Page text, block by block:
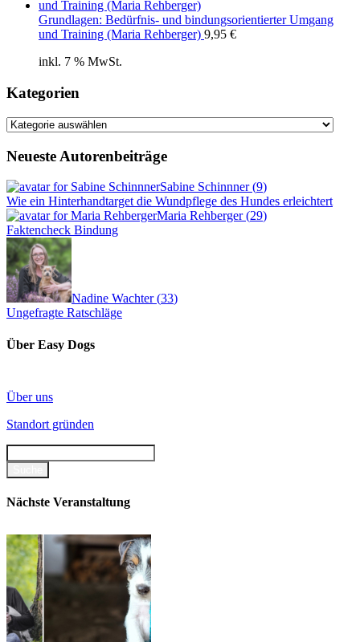
Grundlagen: Bedürfnis- und bindungsorientierter Umgang
und Training (Maria Rehberger) 9,95 €
inkl. 7 % MwSt.
Kategorien
Kategorien
Neueste Autorenbeiträge
Sabine Schinnner(9)
Wie ein Hinterhandtarget die Wundpflege des Hundes erleichtert
Maria Rehberger(29)
Faktencheck Bindung
Nadine Wachter(33)
Ungefragte Ratschläge
Über Easy Dogs
Über uns
Standort gründen
Nächste Veranstaltung